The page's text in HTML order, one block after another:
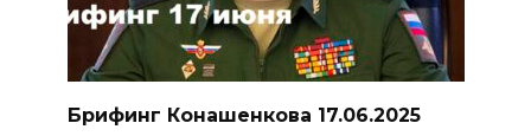
Брифинг Конашенкова 17.06.2025